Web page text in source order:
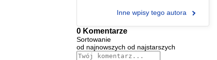
Inne wpisy tego autora
0 Komentarze
Sortowanie
od najnowszych od najstarszych